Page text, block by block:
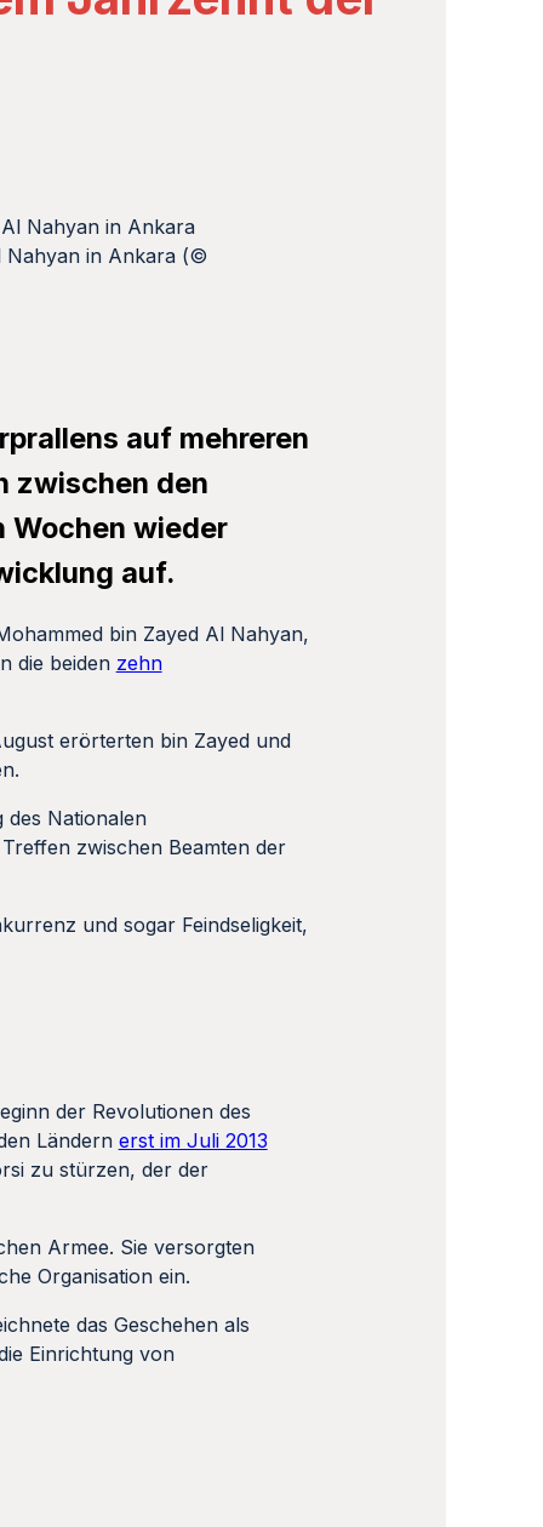
Nahyan in Ankara (©
auf mehreren
zwischen den
Wochen wieder
auf.
bin Zayed Al Nahyan,
die beiden zehn
erörterten bin Zayed und
des Nationalen
zwischen Beamten der
und sogar Feindseligkeit,
der Revolutionen des
Ländern erst im Juli 2013
zu stürzen, der der
Armee. Sie versorgten
Organisation ein.
das Geschehen als
Einrichtung von